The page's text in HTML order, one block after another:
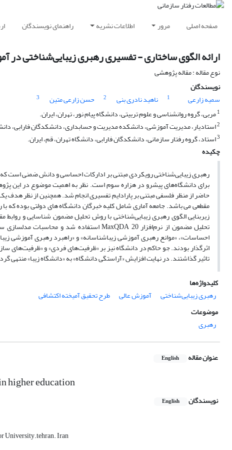
صفحه اصلی مرور اطلاعات نشریه راهنمای نویسندگان
ارائه الگوی ساختاری - تفسیری رهبری زیبایی‌شناختی در
نوع مقاله : مقاله پژوهشی
نویسندگان
سمیه زارعی
1 ناهید نادری بنی 2 حسن زارعی متین
3
1مربی، گروه روانشناسی و علوم تربیتی، دانشگاه پیام نور، تهران، ایران.
2استادیار، مدیریت آموزشی، دانشکده مدیریت و حسابداری، دانشکدگان فارابی،
3استاد، گروه رفتار سازمانی، دانشکدگان فارابی، دانشگاه تهران، قم، ایران.
چکیده
رهبری زیبایی‌شناختی رویکردی مبتنی بر ادارکات احساسی و دانش ضمنی است
برای دانشگاه‌های پیشرو در هزاره سوم است. نظر به اهمیت موضوع در این
حاضر از منظر فلسفی مبتنی بر پارادایم تفسیری انجام شد. همچنین از نظر
زیربنایی الگوی رهبری زیبایی‌شناختی با روش تحلیل مضمون شناسایی و روابط
احساسات»، «موانع رهبری آموزشی زیباشناسانه» و «راهبرد رهبری آموزشی
اثرگذار بودند. جو حاکم در دانشگاه نیز بر «ظرفیت‌های فردی» و «ظرفیت‌های
تاثیر گذاشتند. در نهایت افزایش «آراستگی دانشگاه» به «دانشگاه زیبا» منتهی
کلیدواژه‌ها
رهبری زیبایی‌شناختی
آموزش عالی
طرح تحقیق آمیخته اکتشافی
موضوعات
رهبری
عنوان مقاله English
higher education
نویسندگان English
University.tehran. Iran